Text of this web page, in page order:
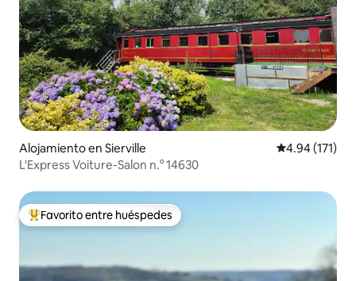
Alojamiento en Sierville Calificación
4.94 (171)
L'Express Voiture-Salon n.° 14630
Favorito entre huéspedes preferido
Favorito entre huéspedes